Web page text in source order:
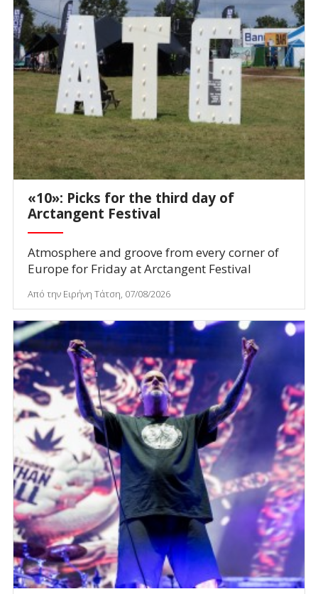
«10»: Picks for the third day of
Arctangent Festival
Atmosphere and groove from every corner of
Europe for Friday at Arctangent Festival
Από την Ειρήνη Τάτση, 07/08/2026